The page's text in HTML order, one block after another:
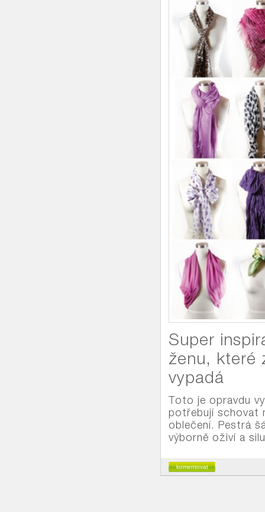
Super
ženu, které
vypadá
Toto je opravdu
potřebují schovat
oblečení. Pestrá
výborně oživí a
komentovat